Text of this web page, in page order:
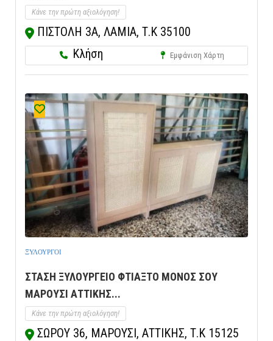
Κάνε την πρώτη αξιολόγηση!
ΠΙΣΤΟΛΗ 3Α, ΛΑΜΙΑ, Τ.Κ 35100
Κλήση
Εμφάνιση Χάρτη
ΞΥΛΟΥΡΓΟΙ
ΣΤΑΣΗ ΞΥΛΟΥΡΓΕΙΟ ΦΤΙΑΞΤΟ ΜΟΝΟΣ ΣΟΥ
ΜΑΡΟΥΣΙ ΑΤΤΙΚΗΣ...
Κάνε την πρώτη αξιολόγηση!
ΣΩΡΟΥ 36, ΜΑΡΟΥΣΙ, ΑΤΤΙΚΗΣ, Τ.Κ 15125